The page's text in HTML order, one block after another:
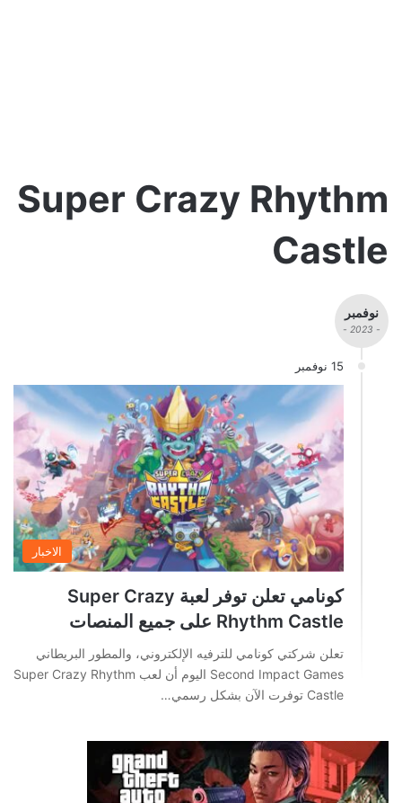
Super Crazy Rhythm
Castle
نوفمبر
- 2023 -
15 نوفمبر
الاخبار
كونامي تعلن توفر لعبة Super Crazy
Rhythm Castle على جميع المنصات
تعلن شركتي كونامي للترفيه الإلكتروني، والمطور البريطاني
Second Impact Games اليوم أن لعب Super Crazy Rhythm
Castle توفرت الآن بشكل رسمي…